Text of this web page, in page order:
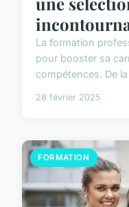
La formation
pour booster sa
compétences. De
28 février 2025
FORMATION